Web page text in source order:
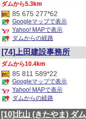
5.3km
85 675 277*62
Googleマップで表示
Yahoo! MAPで表示
ダムからの経路
[74]上田建設事務所
10.4km
85 811 589*22
Googleマップで表示
Yahoo! MAPで表示
ダムからの経路
[10]北山 (きたやま) ダム